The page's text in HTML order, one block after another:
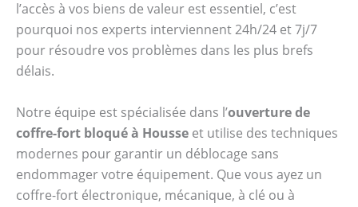
l’accès à vos biens de valeur est essentiel, c’est
pourquoi nos experts interviennent 24h/24 et 7j/7
pour résoudre vos problèmes dans les plus brefs
délais.
Notre équipe est spécialisée dans l’ouverture de
coffre-fort bloqué à Housse et utilise des techniques
modernes pour garantir un déblocage sans
endommager votre équipement. Que vous ayez un
coffre-fort électronique, mécanique, à clé ou à